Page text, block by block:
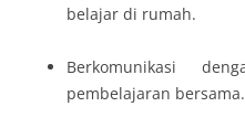
belajar di rumah.
Berkomunikasi
pembelajaran bersama.